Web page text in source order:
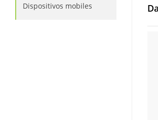
Dispositivos mobiles